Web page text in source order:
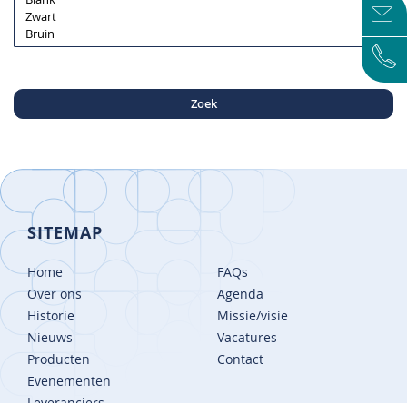
Zoek
SITEMAP
Home
Over ons
Historie
Nieuws
Producten
Evenementen
FAQs
Agenda
Missie/visie
Vacatures
Contact